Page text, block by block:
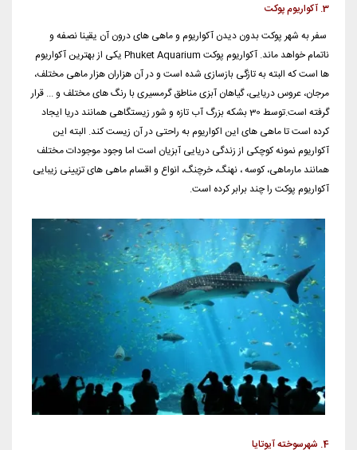
3. آکواریوم پوکت
سفر به شهر پوکت بدون دیدن آکواریوم و ماهی های درون آن یقینا نصفه و
ناتمام خواهد ماند. آکواریوم پوکت Phuket Aquarium یکی از بهترین آکواریوم
ها است که البته به تازگی بازسازی شده است و در آن هزاران هزار ماهی مختلف،
مرجان، عروس دریایی، گیاهان آبزی مناطق گرمسیری با رنگ های مختلف و ... قرار
گرفته است.توسط 30 بشکه بزرگ آب تازه و شور زیستگاهی همانند دریا ایجاد
کرده است تا ماهی های این اکواریوم به راحتی در آن زیست کند. البته این
آکواریوم نمونه کوچکی از زندگی دریایی آبزیان است اما وجود موجودات مختلف
همانند مارماهی، کوسه ، نهنگ، خرچنگ، انواع و اقسام ماهی های تزیینی زیبایی
آکواریوم پوکت را چند برابر کرده است.
4. شهرسوخته آیوتایا